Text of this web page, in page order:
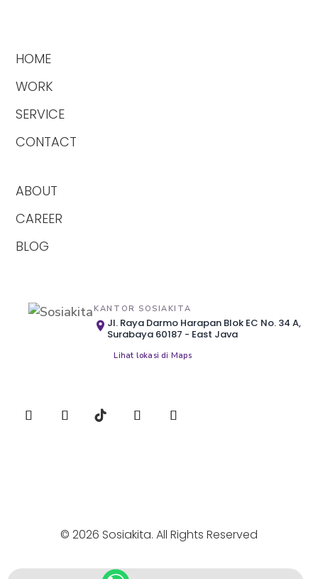
HOME
WORK
SERVICE
CONTACT
ABOUT
CAREER
BLOG
KANTOR SOSIAKITA
Jl. Raya Darmo Harapan Blok EC No. 34 A,
Surabaya 60187 - East Java
Lihat lokasi di Maps
© 2026 Sosiakita. All Rights Reserved